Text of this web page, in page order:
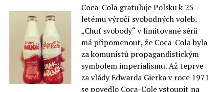
Coca-Cola gratuluje Polsku k 25-
letému výročí svobodných voleb.
„Chuť svobody“ v limitované sérii
má připomenout, že Coca-Cola byla
za komunistů propagandistickým
symbolem imperialismu. Až teprve
za vlády Edwarda Gierka v roce 1971
se povedlo Coca-Cole vstoupit na